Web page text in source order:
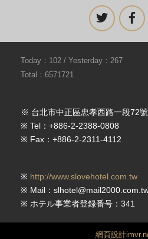
Today：102 / Yesterday：267
Total：6571721
※ 台北市中正區忠孝西路一段72
※ Tel：+886-2-2388-0808
※ Fax：+886-2-2311-4112
※ http://www.slovehotel.com.tw
※ Mail：
※ ホテル事業者登録番号：341
網頁設計